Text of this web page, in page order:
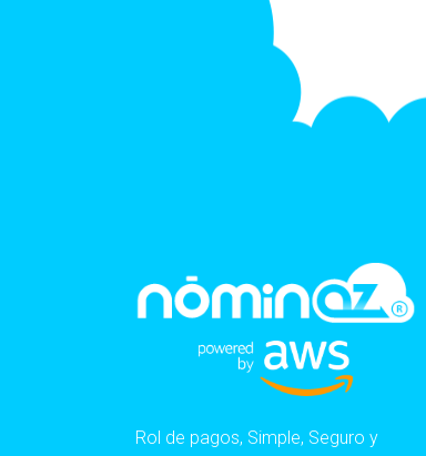
Rol de pagos, Simple, Seguro y